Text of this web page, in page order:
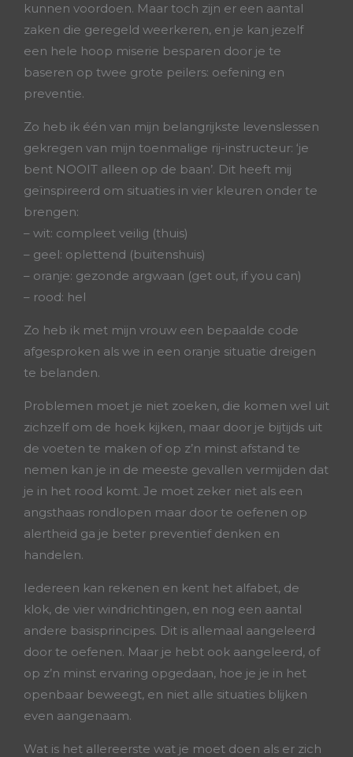
kunnen voordoen. Maar toch zijn er een aantal
zaken die geregeld weerkeren, en je kan jezelf
een hele hoop miserie besparen door je te
baseren op twee grote peilers: oefening en
preventie.
Zo heb ik één van mijn belangrijkste levenslessen
gekregen van mijn toenmalige rij-instructeur: ‘je
bent NOOIT alleen op de baan’. Dit heeft mij
geïnspireerd om situaties in vier kleuren onder te
brengen:
– wit: compleet veilig (thuis)
– geel: oplettend (buitenshuis)
– oranje: gezonde argwaan (get out, if you can)
– rood: hel
Zo heb ik met mijn vrouw een bepaalde code
afgesproken als we in een oranje situatie dreigen
te belanden.
Problemen moet je niet zoeken, die komen wel uit
zichzelf om de hoek kijken, maar door je bijtijds uit
de voeten te maken of op z’n minst afstand te
nemen kan je in de meeste gevallen vermijden dat
je in het rood komt. Je moet zeker niet als een
angsthaas rondlopen maar door te oefenen op
alertheid ga je beter preventief denken en
handelen.
Iedereen kan rekenen en kent het alfabet, de
klok, de vier windrichtingen, en nog een aantal
andere basisprincipes. Dit is allemaal aangeleerd
door te oefenen. Maar je hebt ook aangeleerd, of
op z’n minst ervaring opgedaan, hoe je je in het
openbaar beweegt, en niet alle situaties blijken
even aangenaam.
Wat is het allereerste wat je moet doen als er zich